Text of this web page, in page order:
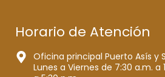
Horario de Atención
Oficina principal Puerto Asís y
Lunes a Viernes de 7:30 a.m. a